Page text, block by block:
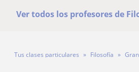
Ver todos los profesores de
Tus clases particulares Filosofía